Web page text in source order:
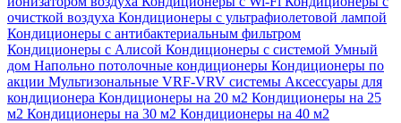
очисткой воздуха Кондиционеры с ультрафиолетовой лампой
Кондиционеры с антибактериальным фильтром
Кондиционеры с Алисой Кондиционеры с системой Умный
дом Напольно потолочные кондиционеры Кондиционеры по
акции Мультизональные VRF-VRV системы Аксессуары для
кондиционера Кондиционеры на 20 м2 Кондиционеры на 25
м2 Кондиционеры на 30 м2 Кондиционеры на 40 м2